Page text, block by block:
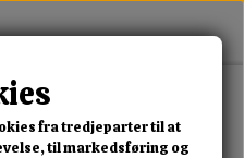
Edge Heel Boot
fra tredjeparter til at
til markedsføring og